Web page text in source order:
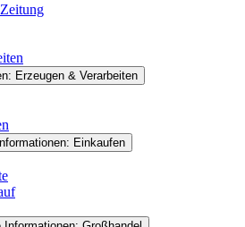
Erzeugen & Verarbeiten
Einkaufen